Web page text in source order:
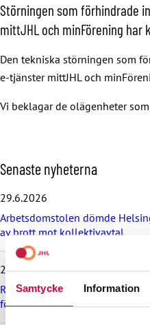
Samtycke Information
Störningen som förhindrade
mittJHL och minFörening har
Den tekniska störningen som
e-tjänster mittJHL och
Vi beklagar de olägenheter
H
o
p
p
a
ö
v
r
d
e
Senaste nyheterna
29.6.2026
Arbetsdomstolen dömde
av brott mot kollektivavtal
24.6.2026
Rekommendation till
företag om lönebetalning och